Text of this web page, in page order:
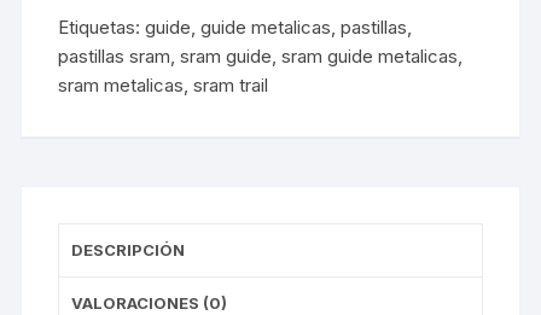
Etiquetas:guide,guide metalicas,pastillas,
pastillas sram,sram guide,sram guide metalicas,
sram metalicas,sram trail
DESCRIPCIÓN
VALORACIONES (0)